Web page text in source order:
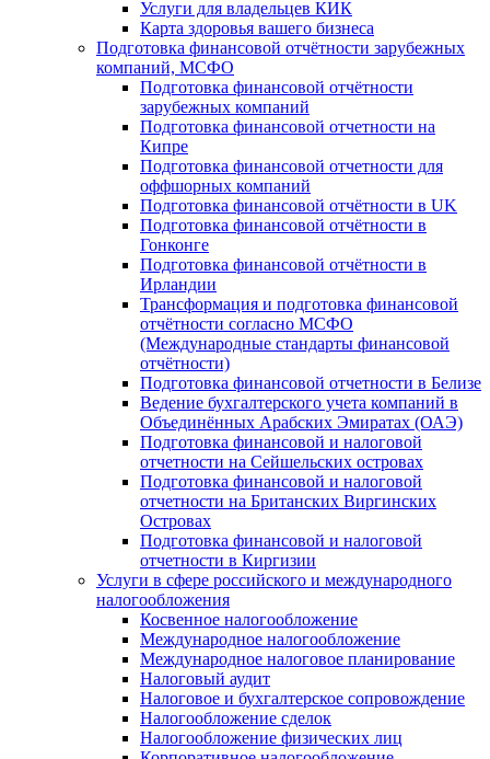
Услуги для владельцев КИК
Карта здоровья вашего бизнеса
Подготовка финансовой отчётности зарубежных
компаний, МСФО
Подготовка финансовой отчётности
зарубежных компаний
Подготовка финансовой отчетности на
Кипре
Подготовка финансовой отчетности для
оффшорных компаний
Подготовка финансовой отчётности в UK
Подготовка финансовой отчётности в
Гонконге
Подготовка финансовой отчётности в
Ирландии
Трансформация и подготовка финансовой
отчётности согласно МСФО
(Международные стандарты финансовой
отчётности)
Подготовка финансовой отчетности в Белизе
Ведение бухгалтерского учета компаний в
Объединённых Арабских Эмиратах (ОАЭ)
Подготовка финансовой и налоговой
отчетности на Сейшельских островах
Подготовка финансовой и налоговой
отчетности на Британских Виргинских
Островах
Подготовка финансовой и налоговой
отчетности в Киргизии
Услуги в сфере российского и международного
налогообложения
Косвенное налогообложение
Международное налогообложение
Международное налоговое планирование
Налоговый аудит
Налоговое и бухгалтерское сопровождение
Налогообложение сделок
Налогообложение физических лиц